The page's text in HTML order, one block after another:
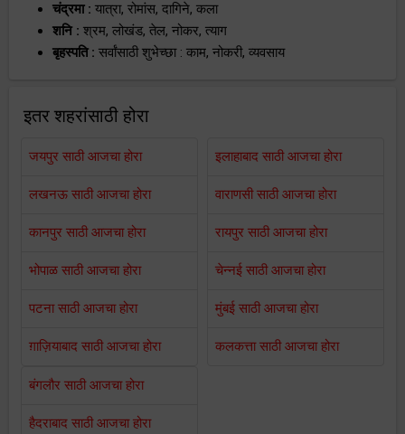
चंद्रमा : यात्रा, रोमांस, दागिने, कला
शनि : श्रम, लोखंड, तेल, नोकर, त्याग
बृहस्पति : सर्वांसाठी शुभेच्छा : काम, नोकरी, व्यवसाय
इतर शहरांसाठी होरा
जयपुर साठी आजचा होरा
लखनऊ साठी आजचा होरा
कानपुर साठी आजचा होरा
भोपाळ साठी आजचा होरा
पटना साठी आजचा होरा
ग़ाज़ियाबाद साठी आजचा होरा
इलाहाबाद साठी आजचा होरा
वाराणसी साठी आजचा होरा
रायपुर साठी आजचा होरा
चेन्नई साठी आजचा होरा
मुंबई साठी आजचा होरा
कलकत्ता साठी आजचा होरा
बंगलौर साठी आजचा होरा
हैदराबाद साठी आजचा होरा